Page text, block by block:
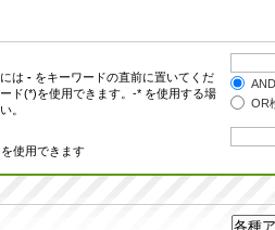
は - をキーワードの直前に置いてくだ
ド(*)を使用できます。-* を使用する場
。
OR
使用できます